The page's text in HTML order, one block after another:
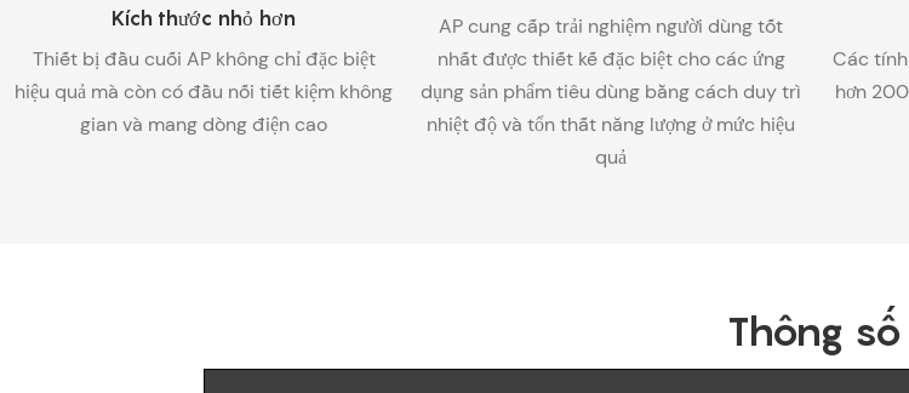
Kích thước nhỏ hơn
Thiết bị đầu cuối AP không chỉ đặc biệt
hiệu quả mà còn có đầu nối tiết kiệm không
gian và mang dòng điện cao
AP cung cấp trải nghiệm người dùng tốt
nhất được thiết kế đặc biệt cho các ứng
dụng sản phẩm tiêu dùng bằng cách duy trì
nhiệt độ và tổn thất năng lượng ở mức hiệu
quả
Các
hơn
Thông số